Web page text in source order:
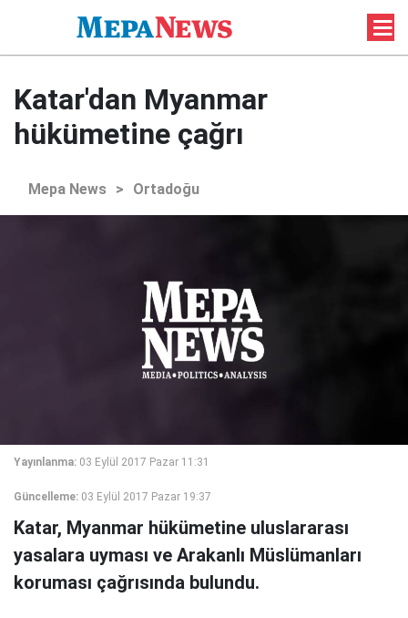
Katar'dan Myanmar
hükümetine çağrı
Mepa News > Ortadoğu
Yayınlanma: 03 Eylül 2017 Pazar 11:31
Güncelleme: 03 Eylül 2017 Pazar 19:37
Katar, Myanmar hükümetine uluslararası
yasalara uyması ve Arakanlı Müslümanları
koruması çağrısında bulundu.